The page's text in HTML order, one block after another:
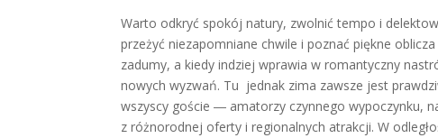
Warto odkryć spokój natury, zwolnić tempo i
przeżyć niezapomniane chwile i poznać piękne
zadumy, a kiedy indziej wprawia w romantyczny
nowych wyzwań. Tu jednak zima zawsze jest
wszyscy goście ― amatorzy czynnego wypoczynku,
z różnorodnej oferty i regionalnych atrakcji. W